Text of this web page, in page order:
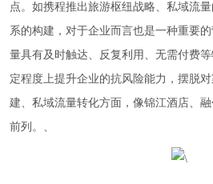
点。如携程推出旅游枢纽战略、私域流
系的构建，对于企业而言也是一种重要
量具有及时触达、反复利用、无需付费
定程度上提升企业的抗风险能力，摆脱
建、私域流量转化方面，像锦江酒店、
前列。、